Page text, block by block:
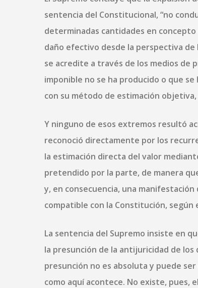
sentencia del Constitucional, “no
determinadas cantidades en
daño efectivo desde la perspectiva de
se acredite a través de los medios
imponible no se ha producido o que
con su método de estimación
Y ninguno de esos extremos resultó
reconoció directamente por los
la estimación directa del valor
pretendido por la parte, de manera
y, en consecuencia, una
compatible con la Constitución, según
La sentencia del Supremo insiste en
la presunción de la antijuricidad de
presunción no es absoluta y puede
como aquí acontece. No existe, pues,